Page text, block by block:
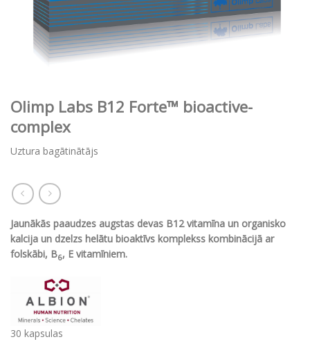
Olimp Labs B12 Forte™ bioactive-
complex
Uztura bagātinātājs
Jaunākās paaudzes augstas devas B12 vitamīna un organisko
kalcija un dzelzs helātu bioaktīvs komplekss kombinācijā ar
folskābi, B6, E vitamīniem.
30 kapsulas